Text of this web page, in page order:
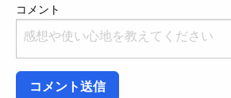
コメント
コメント送信